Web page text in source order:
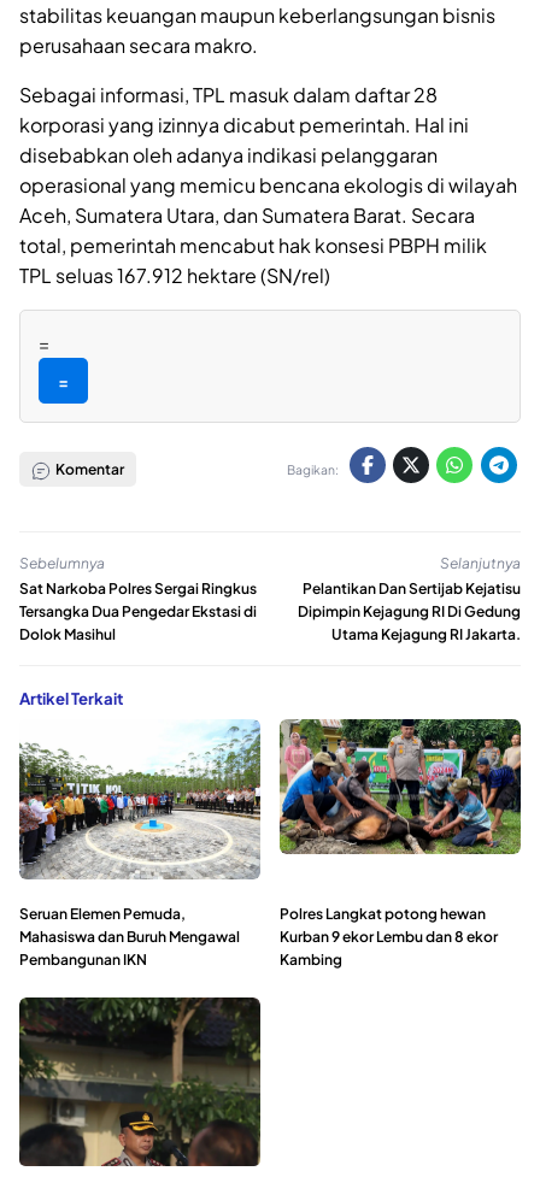
stabilitas keuangan maupun keberlangsungan bisnis
perusahaan secara makro.
Sebagai informasi, TPL masuk dalam daftar 28
korporasi yang izinnya dicabut pemerintah. Hal ini
disebabkan oleh adanya indikasi pelanggaran
operasional yang memicu bencana ekologis di wilayah
Aceh, Sumatera Utara, dan Sumatera Barat. Secara
total, pemerintah mencabut hak konsesi PBPH milik
TPL seluas 167.912 hektare (SN/rel)
=
=
Komentar Bagikan:
Sebelumnya
Sat Narkoba Polres Sergai Ringkus
Tersangka Dua Pengedar Ekstasi di
Dolok Masihul
Selanjutnya
Pelantikan Dan Sertijab Kejatisu
Dipimpin Kejagung RI Di Gedung
Utama Kejagung RI Jakarta.
Artikel Terkait
Seruan Elemen Pemuda,
Mahasiswa dan Buruh Mengawal
Pembangunan IKN
Polres Langkat potong hewan
Kurban 9 ekor Lembu dan 8 ekor
Kambing